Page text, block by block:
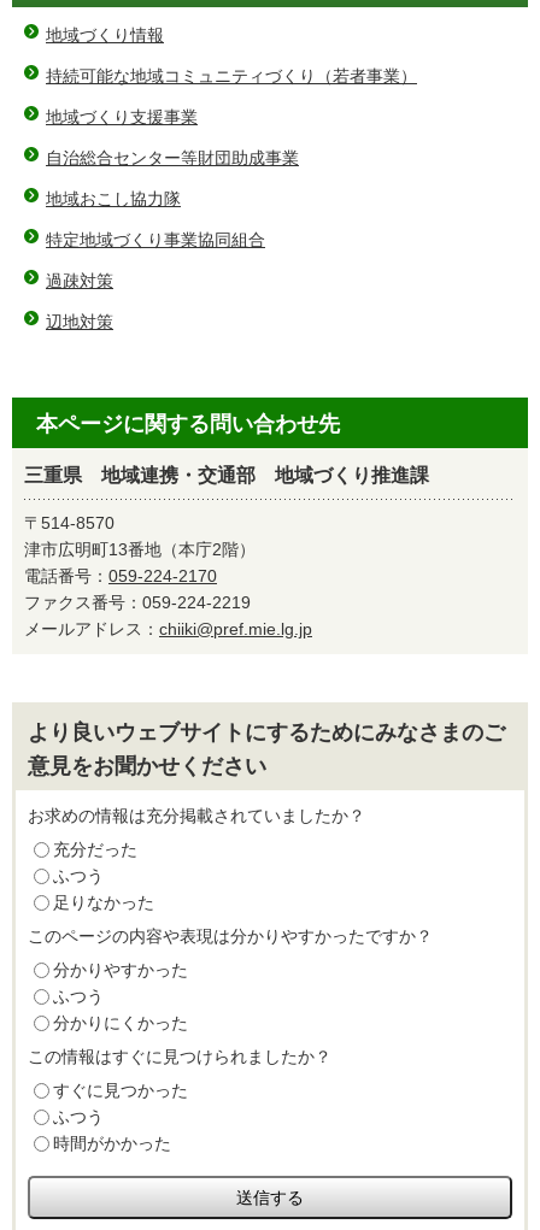
地域づくり情報
持続可能な地域コミュニティづくり（若者事業）
地域づくり支援事業
自治総合センター等財団助成事業
地域おこし協力隊
特定地域づくり事業協同組合
過疎対策
辺地対策
本ページに関する問い合わせ先
三重県 地域連携・交通部 地域づくり推進課
〒514-8570
津市広明町13番地（本庁2階）
電話番号： 059-224-2170
ファクス番号：059-224-2219
メールアドレス： chiiki@pref.mie.lg.jp
より良いウェブサイトにするためにみなさまのご
意見をお聞かせください
お求めの情報は充分掲載されていましたか？
充分だった
ふつう
足りなかった
このページの内容や表現は分かりやすかったですか？
分かりやすかった
ふつう
分かりにくかった
この情報はすぐに見つけられましたか？
すぐに見つかった
ふつう
時間がかかった